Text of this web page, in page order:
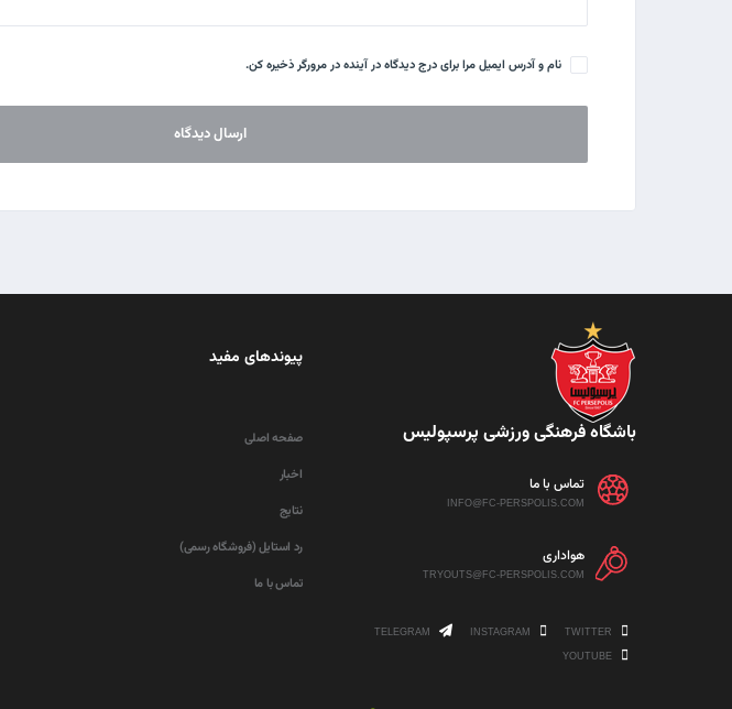
نام و آدرس ایمیل مرا برای درج دیدگاه در آینده در مرورگر ذخیره کن.
باشگاه فرهنگی ورزشی پرسپولیس
تماس با ما
INFO@FC-PERSPOLIS.COM
هواداری
TRYOUTS@FC-PERSPOLIS.COM
پیوندهای مفید
صفحه اصلی
اخبار
نتایج
رد استایل (فروشگاه رسمی)
تماس با ما